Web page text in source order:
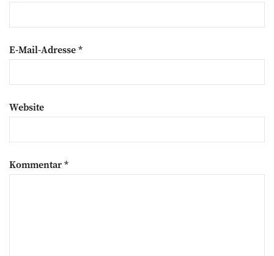
E-Mail-Adresse*
Website
Kommentar*